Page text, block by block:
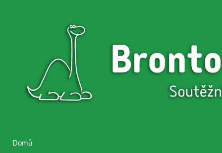
Brontosaurus
Brontosaurus
Domů